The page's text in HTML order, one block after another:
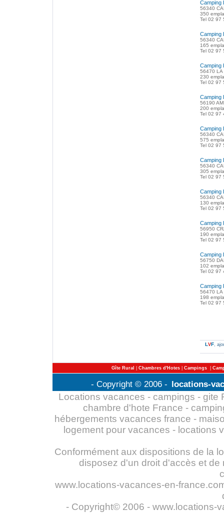
Camping
56340
350
Tel 02 97
Camping
56340
165
Tel 02 97
Camping
56470 LA
230
Tel 02 97
Camping
56190
200
Tel 02 97
Camping
56340
575
Tel 02 97
Camping
56340
305
Tel 02 97
Camping
56340
130
Tel 02 97
Camping
56950
190
Tel 02 97
Camping
56750
102
Tel 02 97
Camping
56470 LA
198
Tel 02 97
LVF,
Gîte Rural Chambres d'Hotes| Campings|
- Copyright © 2006 - locations-
Locations vacances - campings - gite
chambre d'hote France -
hébergements vacances france -
logement pour vacances - locations
Conformément aux dispositions de la
disposez d'un droit d'accès et
www.locations-vacances-en-
- Copyright© 2006 - www.locations-